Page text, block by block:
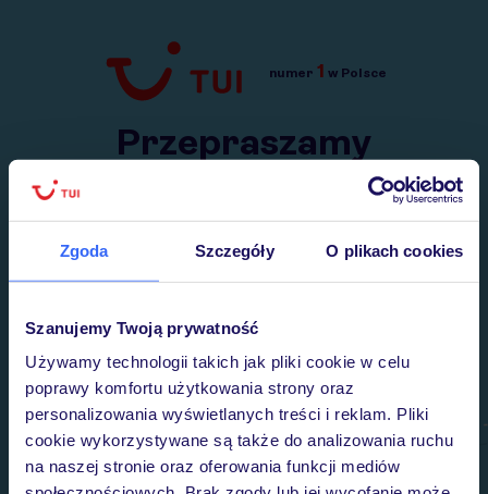
Zgoda Szczegóły O plikach cookies
Szanujemy Twoją prywatność
Używamy technologii takich jak pliki cookie w celu
poprawy komfortu użytkowania strony oraz
personalizowania wyświetlanych treści i reklam. Pliki
cookie wykorzystywane są także do analizowania ruchu
na naszej stronie oraz oferowania funkcji mediów
Przejdź do TUI.pl
numer 1 w Polsce
Przepraszamy
Wysłaliśmy nasz serwis na krótkie wakacje.